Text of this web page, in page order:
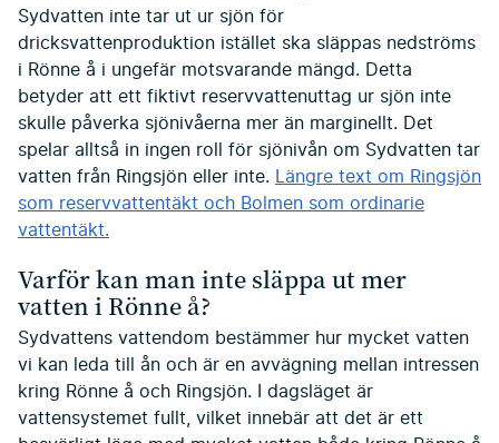
Sydvatten inte tar ut ur sjön för
dricksvattenproduktion istället ska släppas nedströms
i Rönne å i ungefär motsvarande mängd. Detta
betyder att ett fiktivt reservvattenuttag ur sjön inte
skulle påverka sjönivåerna mer än marginellt. Det
spelar alltså in ingen roll för sjönivån om Sydvatten tar
vatten från Ringsjön eller inte.
Längre text om Ringsjön
som reservvattentäkt och Bolmen som ordinarie
vattentäkt.
Varför kan man inte släppa ut mer
vatten i Rönne å?
Sydvattens vattendom bestämmer hur mycket vatten
vi kan leda till ån och är en avvägning mellan intressen
kring Rönne å och Ringsjön. I dagsläget är
vattensystemet fullt, vilket innebär att det är ett